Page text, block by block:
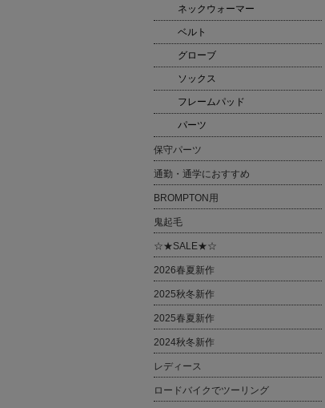
ネックウォーマー
ベルト
グローブ
ソックス
フレームパッド
パーツ
保守パーツ
通勤・通学におすすめ
BROMPTON用
鬼起毛
☆★SALE★☆
2026春夏新作
2025秋冬新作
2025春夏新作
2024秋冬新作
レディース
ロードバイクでツーリング